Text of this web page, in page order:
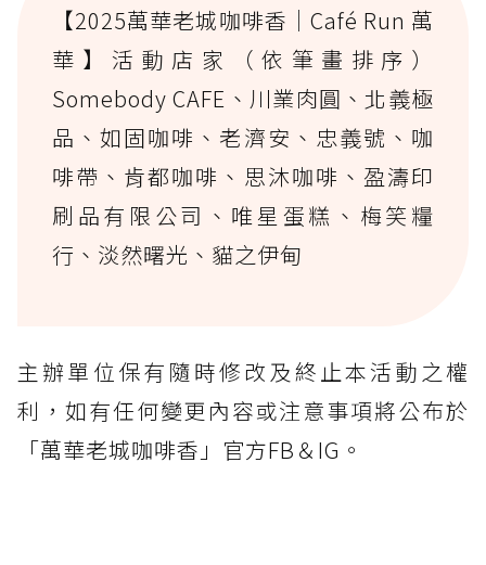
【2025萬華老城咖啡香｜Café Run 萬
華】活動店家（依筆畫排序）
Somebody CAFE、川業肉圓、北義極
品、如固咖啡、老濟安、忠義號、咖
啡帶、肯都咖啡、思沐咖啡、盈濤印
刷品有限公司、唯星蛋糕、梅笑糧
行、淡然曙光、貓之伊甸
主辦單位保有隨時修改及終止本活動之權
利，如有任何變更內容或注意事項將公布於
「萬華老城咖啡香」官方FB＆IG。